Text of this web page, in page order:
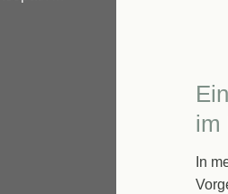
im
In